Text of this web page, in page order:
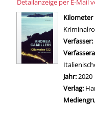
wird in
Kilometer
Verfasser:
Jahr: 2020
Verlag: